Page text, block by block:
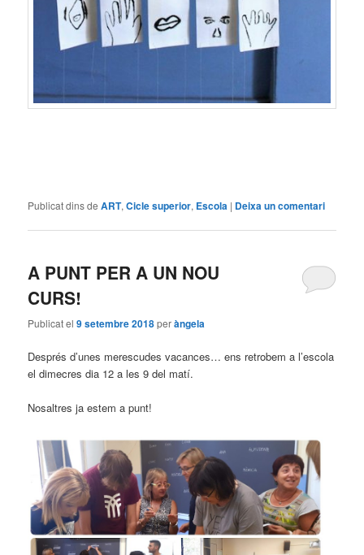
Publicat dins de ART,Cicle superior, Escola | Deixa un comentari
A PUNT PER A UN NOU
CURS!
Publicat el9 setembre 2018peràngela
Després d’unes merescudes vacances… ens retrobem a l’escola
el dimecres dia 12 a les 9 del matí.
Nosaltres ja estem a punt!